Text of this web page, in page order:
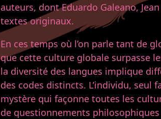
auteurs, dont Eduardo Galeano,
textes originaux.
En ces temps où l’on parle tant de
que cette culture globale surpasse
la diversité des langues implique
des codes distincts. L’individu, seul
mystère qui façonne toutes les
de questionnements